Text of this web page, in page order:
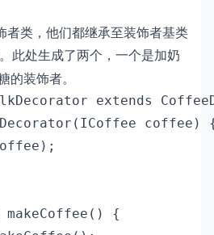
者类，他们都继承至装饰者基类
。此处生成了两个，一个是加奶
的装饰者。
extends
coffee)
makeCoffee() {